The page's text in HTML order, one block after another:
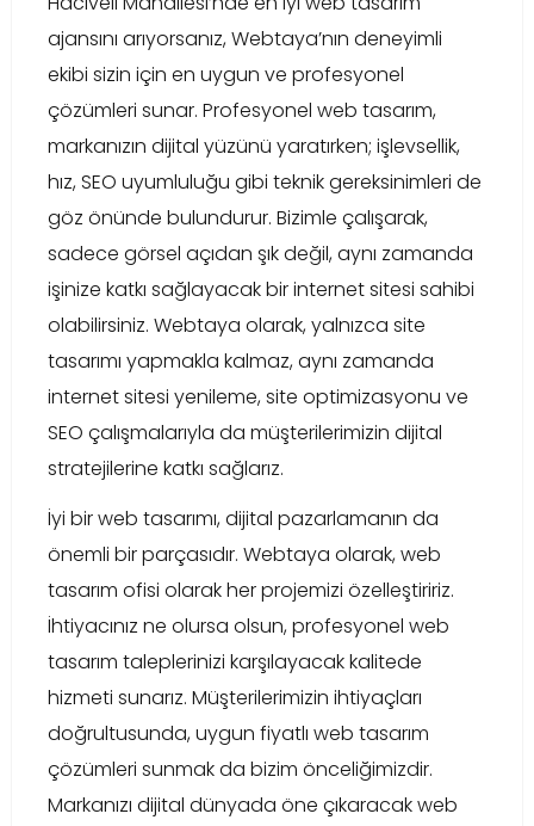
ajansını arıyorsanız, Webtaya’nın deneyimli
ekibi sizin için en uygun ve profesyonel
çözümleri sunar. Profesyonel web tasarım,
markanızın dijital yüzünü yaratırken; işlevsellik,
hız, SEO uyumluluğu gibi teknik gereksinimleri de
göz önünde bulundurur. Bizimle çalışarak,
sadece görsel açıdan şık değil, aynı zamanda
işinize katkı sağlayacak bir internet sitesi sahibi
olabilirsiniz. Webtaya olarak, yalnızca site
tasarımı yapmakla kalmaz, aynı zamanda
internet sitesi yenileme, site optimizasyonu ve
SEO çalışmalarıyla da müşterilerimizin dijital
stratejilerine katkı sağlarız.
İyi bir web tasarımı, dijital pazarlamanın da
önemli bir parçasıdır. Webtaya olarak, web
tasarım ofisi olarak her projemizi özelleştiririz.
İhtiyacınız ne olursa olsun, profesyonel web
tasarım taleplerinizi karşılayacak kalitede
hizmeti sunarız. Müşterilerimizin ihtiyaçları
doğrultusunda, uygun fiyatlı web tasarım
çözümleri sunmak da bizim önceliğimizdir.
Markanızı dijital dünyada öne çıkaracak web